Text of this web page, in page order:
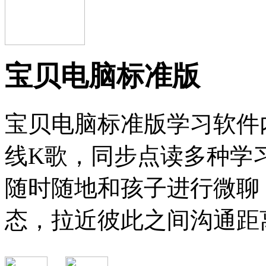
宝贝电脑标准版
宝贝电脑标准版学习软
线K歌，同步点读多种学
随时随地和孩子进行微
态，拉近彼此之间沟通距